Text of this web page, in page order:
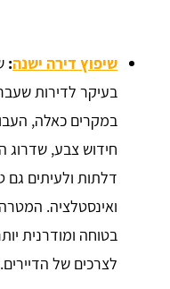
שיפוץ דירה ישנה:
בעיקר לדירות
במקרים כאלה,
חידוש צבע,
דלתות ולעיתים גם
ואינסטלציה.
בטוחה ומודרנית
לצרכים של הדיירים.